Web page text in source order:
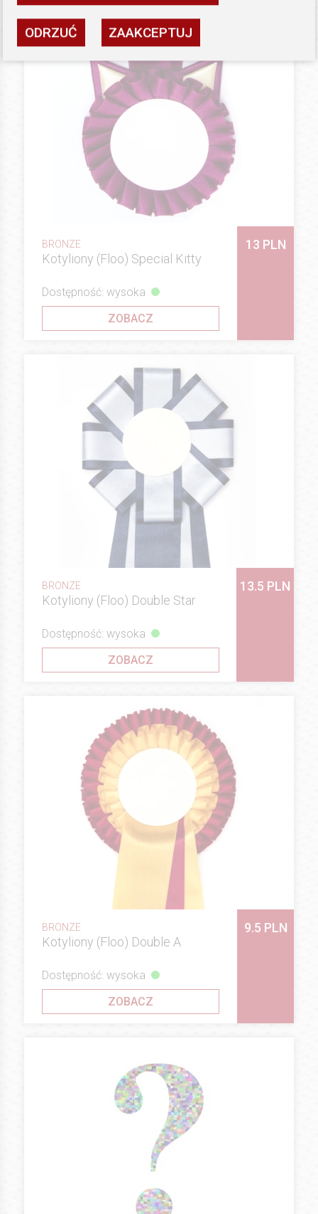
BRONZE
Kotyliony (Floo) Special Kitty
13 PLN
Dostępność: wysoka
ZOBACZ
BRONZE
Kotyliony (Floo) Double Star
13.5 PLN
Dostępność: wysoka
ZOBACZ
BRONZE
Kotyliony (Floo) Double A
9.5 PLN
Dostępność: wysoka
ZOBACZ
ODRZUĆ ZAAKCEPTUJ